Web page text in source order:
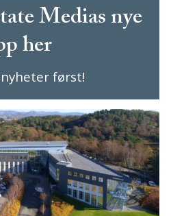
Medias nye
her
først!